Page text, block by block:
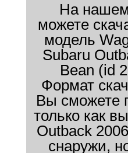
На
можете
модель
Subaru
Bean (id
Формат
Вы сможете
только как
Outback
снаружи,